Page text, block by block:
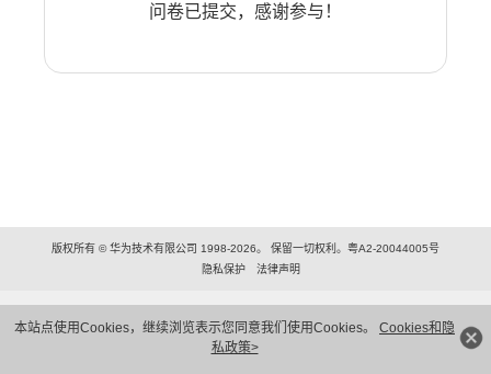
本站点使用Cookies，继续浏览表示您同意我们使用Cookies。 Cookies和隐
私政策>
问卷已提交，感谢参与！
版权所有 © 华为技术有限公司 1998-2026。 保留一切权利。粤A2-20044005号
隐私保护
法律声明